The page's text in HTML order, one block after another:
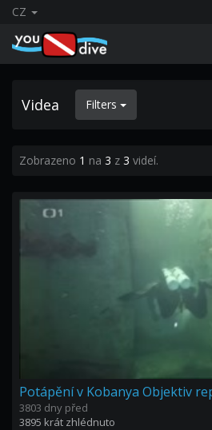
CZ
Videa Filters
Zobrazeno 1 na 3 z 3 videí.
Potápění v Kobanya Objektiv
3803 dny před
3895 krát zhlédnuto